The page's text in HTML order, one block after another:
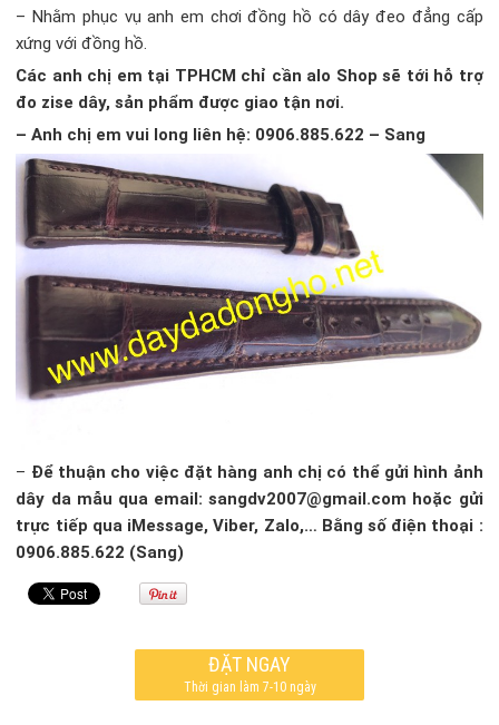
– Nhằm phục vụ anh em chơi đồng hồ có dây đeo đẳng cấp
xứng với đồng hồ.
Các anh chị em tại TPHCM chỉ cần alo Shop sẽ tới hỗ trợ
đo zise dây, sản phẩm được giao tận nơi.
– Anh chị em vui long liên hệ: 0906.885.622 – Sang
– Để thuận cho việc đặt hàng anh chị có thể gửi hình ảnh
dây da mẫu qua email: sangdv2007@gmail.com hoặc gửi
trực tiếp qua iMessage, Viber, Zalo,… Bằng số điện thoại :
0906.885.622 (Sang)
ĐẶT NGAY
Thời gian làm 7-10 ngày